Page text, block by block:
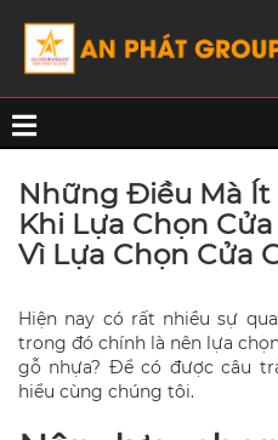
Những Điều Mà
Khi Lựa Chọn
Vì Lựa Chọn Cửa
Hiện nay có rất nhiều sự
trong đó chính là nên lựa
gỗ nhựa? Để có được câu
hiểu cùng chúng tôi.